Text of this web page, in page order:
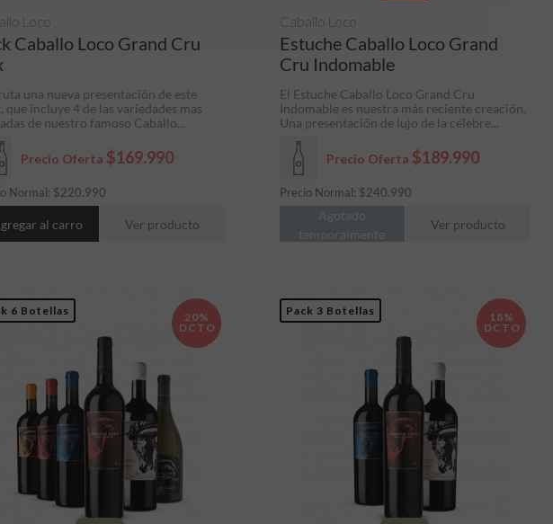
Caballo Loco Grand Cru
Precio Oferta $169.990
Normal: $220.990
Loco
una nueva presentación de este
que incluye 4 de las variedades mas
de nuestro famoso Caballo...
al carro Ver producto
Estuche Caballo Loco Grand
Cru Indomable
Precio Oferta $189.990
Precio Normal: $240.990
Caballo Loco
El Estuche Caballo Loco Grand Cru
Indomable es nuestra más reciente creación.
Una presentación de lujo de la célebre...
Agotado
temporalmente
Ver producto
6 Botellas
20%
DCTO
Pack 3 Botellas
18%
DCTO